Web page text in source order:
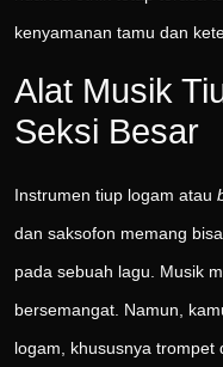
kenyamanan tamu dan
Alat Musik
Seksi Besar
Instrumen tiup logam atau
dan saksofon memang
pada sebuah lagu. Musik
bersemangat. Namun,
logam, khususnya trompet